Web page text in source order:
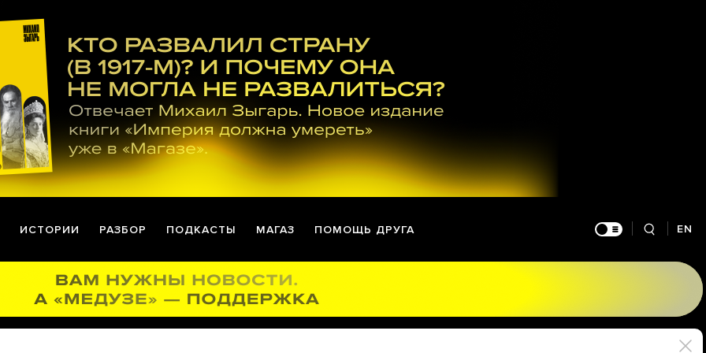
ИСТОРИИ РАЗБОР ПОДКАСТЫ МАГАЗ ПОМОЩЬ ДРУГА EN